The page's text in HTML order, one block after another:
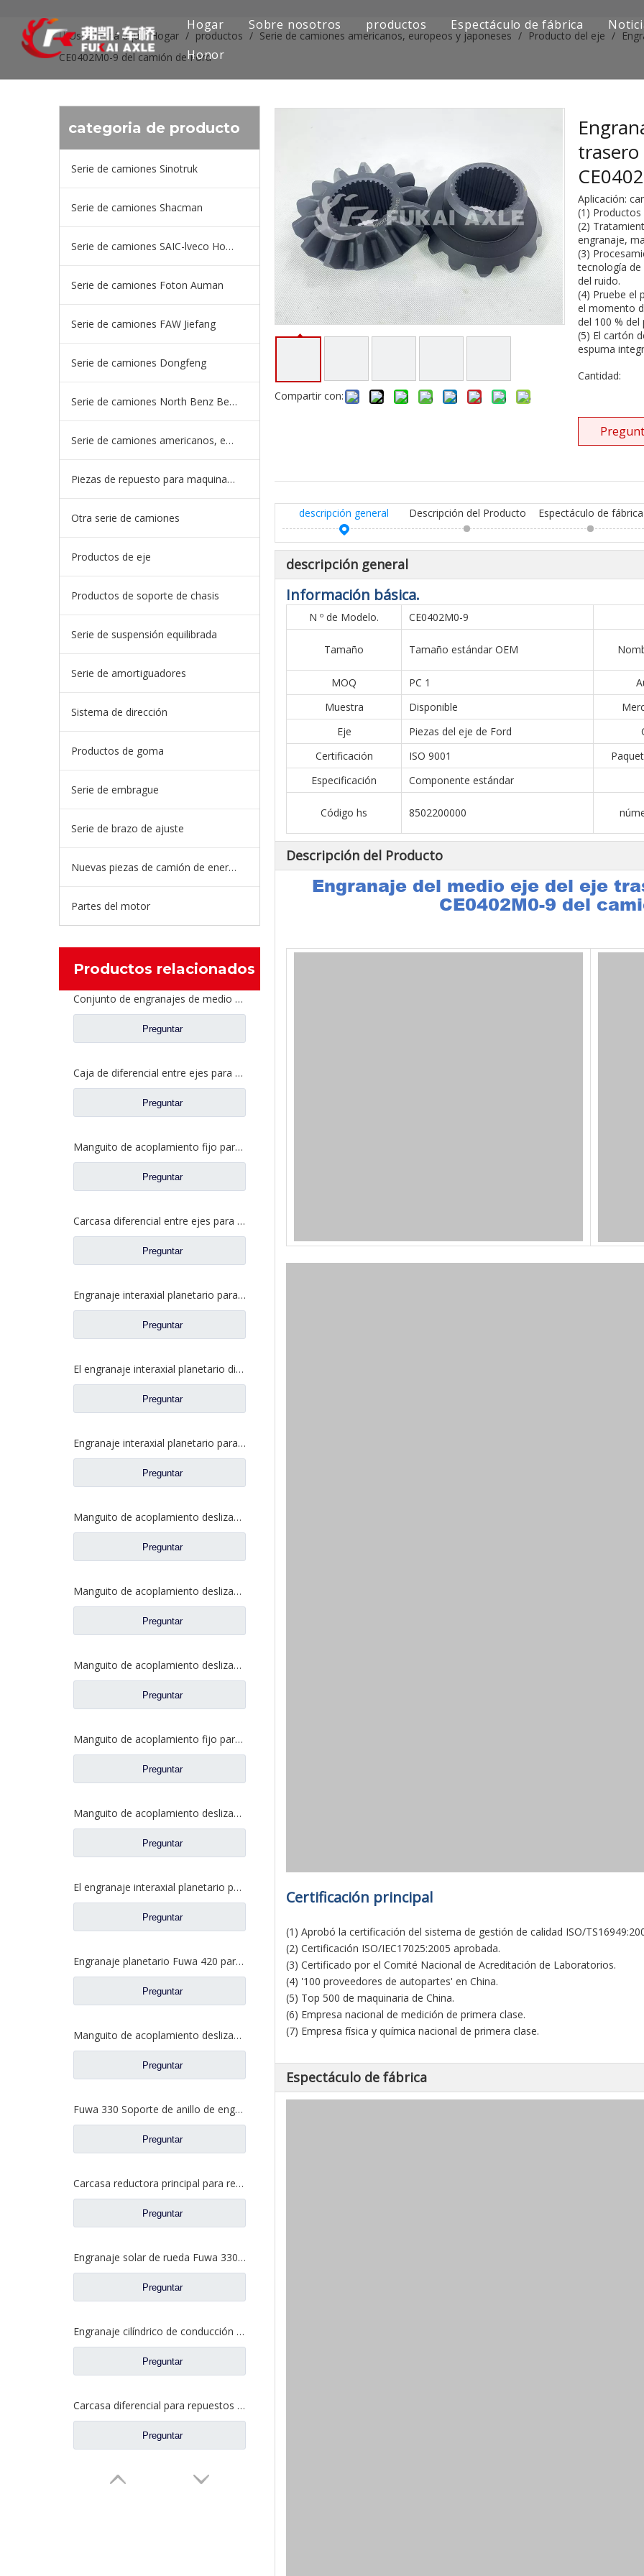
Hogar Sobre nosotros productos
Serie de camiones SAIC-lveco Hongyan
Serie de camiones FAW Jiefang
Serie de camiones Dongfeng
Serie de camiones europea y japonesa
Piezas de repuesto para maquinaria de
Otra serie de camiones
Espectáculo de fábrica
Honor
Usted está aquí: Hogar / productos / Serie de camiones americanos, europeos y japoneses / Producto del eje /
CE0402M0-9 del camión de Ford
categoria de producto
Serie de camiones Sinotruk
Serie de camiones Shacman
Serie de camiones SAIC-lveco Hongyan
Serie de camiones Foton Auman
Serie de camiones FAW Jiefang
Serie de camiones Dongfeng
Serie de camiones North Benz Beiben
Serie de camiones americanos, europeos y japoneses
Piezas de repuesto para maquinaria de ingeniería de camiones mineros
Otra serie de camiones
Productos de eje
Productos de soporte de chasis
Serie de suspensión equilibrada
Serie de amortiguadores
Sistema de dirección
Productos de goma
Serie de embrague
Serie de brazo de ajuste
Nuevas piezas de camión de energía
Partes del motor
Productos relacionados
Conjunto de engranajes de medio eje trasero para repuestos de camiones Ford CD0041A0-6
Preguntar
Caja de diferencial entre ejes para piezas de camiones Fuwa AY0412M0-8
Preguntar
Manguito de acoplamiento fijo para repuestos de camiones Ford 2SBF0052M0-0
Preguntar
Carcasa diferencial entre ejes para piezas de camiones Fuwa AZ0042M0-8
Preguntar
Engranaje interaxial planetario para piezas de camiones Fuwa CF0001M0-5
Preguntar
El engranaje interaxial planetario diferencial de Interaxle para el camión de Fuwa parte CF0402M0-0
Preguntar
Engranaje interaxial planetario para piezas de camiones Fuwa 2SCF0040M0-8
Preguntar
Manguito de acoplamiento deslizante entre ejes para repuestos de camiones Ford BF0401M0-8
Preguntar
Manguito de acoplamiento deslizante de bloqueo diferencial para repuestos de camiones Ford 2SBF0053M0-1
Preguntar
Manguito de acoplamiento deslizante diferencial para piezas de repuesto 2SBF0051M0-9 de Ford Truck de eje Fuwa 470
Preguntar
Manguito de acoplamiento fijo para repuestos 2SBF0050M0-8 de Ford Truck de eje Fuwa 470
Preguntar
Manguito de acoplamiento deslizante para repuestos BF0047M0-4 de Ford Truck de eje Fuwa 330
Preguntar
El engranaje interaxial planetario para el eje trasero de Fuhua parte CF0040M0-8
Preguntar
Engranaje planetario Fuwa 420 para piezas de camiones Fuwa CF0401M0-9
Preguntar
Manguito de acoplamiento deslizante entre ejes para repuestos de camiones de eje Fuwa 330 BF0044M0-1
Preguntar
Fuwa 330 Soporte de anillo de engranaje interno para Fuwa 330 Axle Ford Truck Repuestos FC0040M0-8
Preguntar
Carcasa reductora principal para repuestos de camiones Ford con eje Fuwa 2SBA0001A0-7
Preguntar
Engranaje solar de rueda Fuwa 330 para piezas de camión Fuwa BN0407B0-3
Preguntar
Engranaje cilíndrico de conducción para piezas de camión Fuwa CD0043M0-9
Preguntar
Carcasa diferencial para repuestos de camión Ford con eje Fuwa 2SAY0001A1-1
Preguntar
Compartir con:
Aplicación:
(1)
(2)
engranaje,
(3)
tecnología
del ruido.
(4) Pruebe el
el momento
del 100 %
(5) El cartón
espuma
Cantidad:
descripción general Descripción del Producto Espectáculo de fábrica
descripción general
Información básica.
N º de Modelo. CE0402M0-9
Tamaño Tamaño estándar OEM
MOQ PC 1
Muestra
Disponible
Eje
Piezas del eje de Ford
Certificación
ISO 9001
Especificación
Componente estándar
Código hs 8502200000
Descripción del Producto
Engranaje del medio eje del eje
CE0402M0-9 del
Certificación principal
(1) Aprobó la certificación del sistema de gestión de calidad ISO/
(2) Certificación ISO/IEC17025:2005 aprobada.
(3) Certificado por el Comité Nacional de Acreditación de Laboratorios.
(4) '100 proveedores de autopartes' en China.
(5) Top 500 de maquinaria de China.
(6) Empresa nacional de medición de primera clase.
(7) Empresa física y química nacional de primera clase.
Espectáculo de fábrica